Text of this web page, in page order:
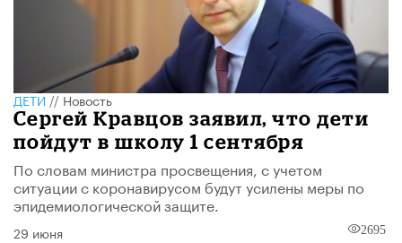
ДЕТИ//Новость
Сергей Кравцов заявил, что дети
пойдут в школу 1 сентября
По словам министра просвещения, с учетом
ситуации с коронавирусом будут усилены меры по
эпидемиологической защите.
29 июня 2695